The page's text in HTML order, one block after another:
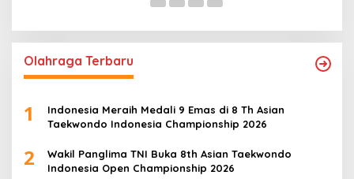
Olahraga Terbaru
1
Indonesia Meraih Medali 9 Emas di 8 Th Asian
Taekwondo Indonesia Championship 2026
2
Wakil Panglima TNI Buka 8th Asian Taekwondo
Indonesia Open Championship 2026